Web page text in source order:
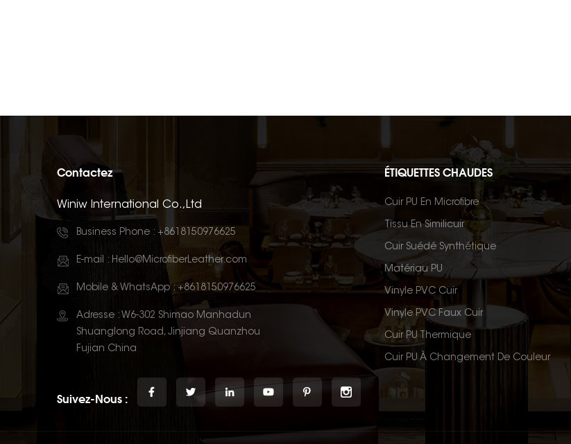
Contactez
Winiw International Co.,Ltd
Business Phone : +8618150976625
E-mail : Hello@MicrofiberLeather.com
Mobile & WhatsApp : +8618150976625
Adresse : W6-302 Shimao Manhadun
Shuanglong Road, Jinjiang Quanzhou
Fujian China
ÉTIQUETTES CHAUDES
Cuir PU En Microfibre
Tissu En Similicuir
Cuir Suédé Synthétique
Matériau PU
Vinyle PVC Cuir
Vinyle PVC Faux Cuir
Cuir PU Thermique
Cuir PU À Changement De Couleur
Suivez-Nous :